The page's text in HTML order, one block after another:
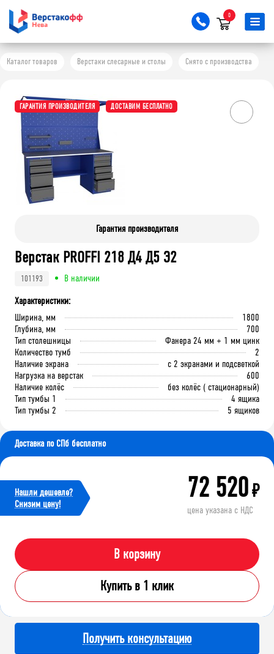
0
Каталог товаров Верстаки слесарные и столы Снято с производства
ГАРАНТИЯ ПРОИЗВОДИТЕЛЯ ДОСТАВИМ БЕСПЛАТНО
Гарантия производителя
Верстак PROFFI 218 Д4 Д5 Э2
101193
В наличии
Характеристики:
Ширина, мм
1800
Глубина, мм
700
Тип столешницы
Фанера 24 мм + 1 мм цинк
Количество тумб
2
Наличие экрана
с 2 экранами и подсветкой
Нагрузка на верстак
600
Наличие колёс
без колёс ( стационарный)
Тип тумбы 1
4 ящика
Тип тумбы 2
5 ящиков
Доставка по СПб бесплатно
Нашли дешевле?
Cнизим цену!
72 520₽
цена указана с НДС
В корзину
Купить в 1 клик
Получить консультацию